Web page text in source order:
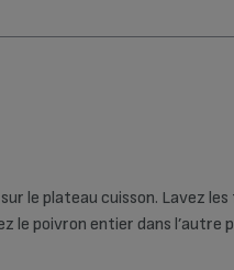
le plateau cuisson. Lavez les
poivron entier dans l’autre